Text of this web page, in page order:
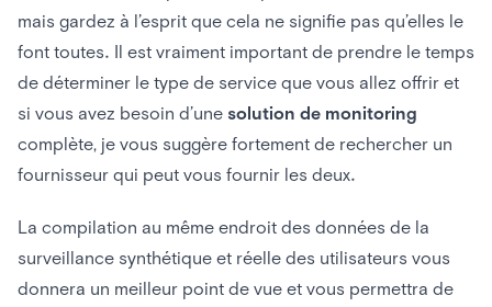
mais gardez à l’esprit que cela ne signifie pas qu’elles le
font toutes. Il est vraiment important de prendre le temps
de déterminer le type de service que vous allez offrir et
si vous avez besoin d’une solution de monitoring
complète, je vous suggère fortement de rechercher un
fournisseur qui peut vous fournir les deux.
La compilation au même endroit des données de la
surveillance synthétique et réelle des utilisateurs vous
donnera un meilleur point de vue et vous permettra de